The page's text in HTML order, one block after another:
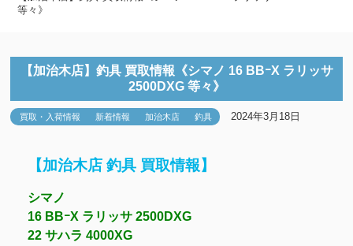
等々》
【加治木店】釣具 買取情報《シマノ 16 BBｰX ラリッサ
2500DXG 等々》
買取・入荷情報 新着情報 加治木店 釣具 2024年3月18日
【加治木店 釣具 買取情報】
シマノ
16 BBｰX ラリッサ 2500DXG
22 サハラ 4000XG